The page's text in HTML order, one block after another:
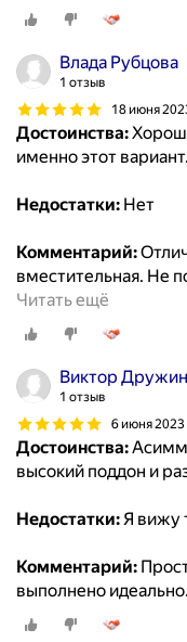
Влада Рубцова
1 отзыв
18 июня
Достоинства:
именно этот вариант.
Недостатки: Нет
Комментарий:
вместительная. Не
Читать ещё
Виктор
1 отзыв
6 июня 2023
Достоинства:
высокий поддон и
Недостатки:Я вижу
Комментарий:
выполнено идеально.